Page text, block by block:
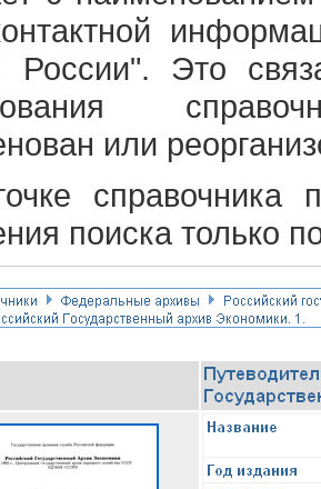
России". Это
или
справочника
поиска только